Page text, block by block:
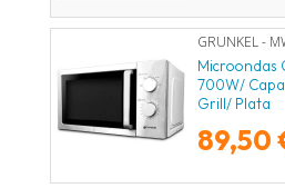
GRUNKEL -
Microondas
700W/
Grill/ Plata
89,50